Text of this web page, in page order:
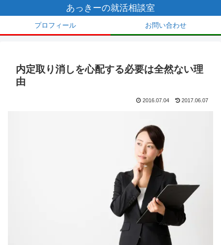
あっきーの就活相談室
プロフィール お問い合わせ
内定取り消しを心配する必要は全然ない理
由
2016.07.04 2017.06.07